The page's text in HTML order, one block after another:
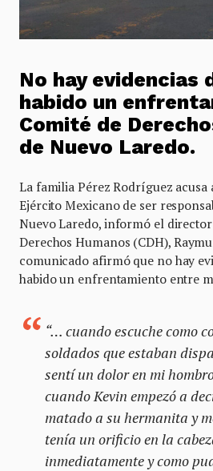
No hay evidencias
habido un
Comité de
de Nuevo Laredo.
La familia Pérez Rodríguez acusa
Ejército Mexicano de ser
Nuevo Laredo, informó el
Derechos Humanos (CDH),
comunicado afirmó que no hay
habido un enfrentamiento entre
“… cuando escuche como
soldados que estaban
sentí un dolor en mi
cuando Kevin empezó a
matado a su hermanita y
tenía un orificio en la
inmediatamente y como